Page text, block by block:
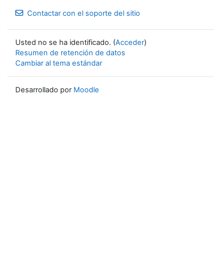
Contactar con el soporte del sitio
Usted no se ha identificado. (Acceder)
Resumen de retención de datos
Cambiar al tema estándar
Desarrollado por Moodle